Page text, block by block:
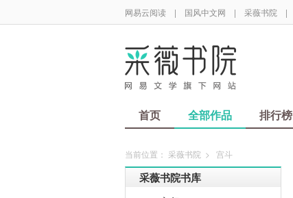
网易云阅读 | 国风中文网 | 采薇书院 |
首页 全部作品 排行榜
当前位置： 采薇书院 > 宫斗
采薇书院书库